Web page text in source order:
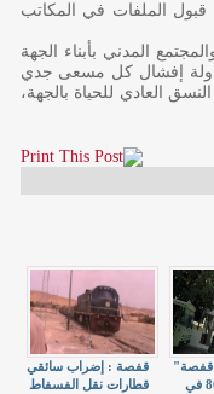
قبول الملفات في المكاتب
المدني بأبناء الجهة
إفشال كل مسعى جدي
العادي للحياة بالجهة،
قفصة : إضراب سائقي
قطارات نقل الفسفاط
قفصة"
يتوقف بنسبة 80 في